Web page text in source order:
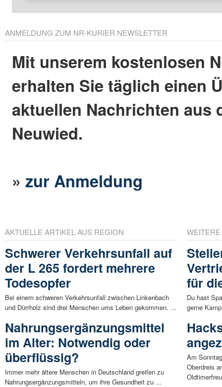
ANMELDUNG ZUM NR-KURIER NEWSLETTER
Mit unserem kostenlosen
erhalten Sie täglich einen
aktuellen Nachrichten aus
Neuwied.
»zur Anmeldung
AKTUELLE ARTIKEL AUS REGION
Schwerer Verkehrsunfall auf
der L 265 fordert mehrere
Todesopfer
Bei einem schweren Verkehrsunfall zwischen Linkenbach
und Dürrholz sind drei Menschen ums Leben gekommen. ...
Nahrungsergänzungsmittel
im Alter: Notwendig oder
überflüssig?
Immer mehr ältere Menschen in Deutschland greifen zu
Nahrungsergänzungsmitteln, um ihre Gesundheit zu ...
für
Du hast
gerne
Am
Oberdreis